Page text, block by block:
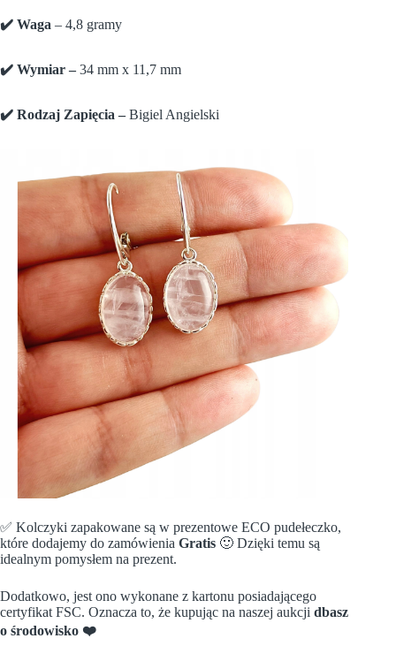
✔️ Waga – 4,8 gramy
✔️ Wymiar – 34 mm x 11,7 mm
✔️ Rodzaj Zapięcia – Bigiel Angielski
✅ Kolczyki zapakowane są w prezentowe ECO pudełeczko,
które dodajemy do zamówienia Gratis 🙂 Dzięki temu są
idealnym pomysłem na prezent.
Dodatkowo, jest ono wykonane z kartonu posiadającego
certyfikat FSC. Oznacza to, że kupując na naszej aukcji dbasz
o środowisko ❤️